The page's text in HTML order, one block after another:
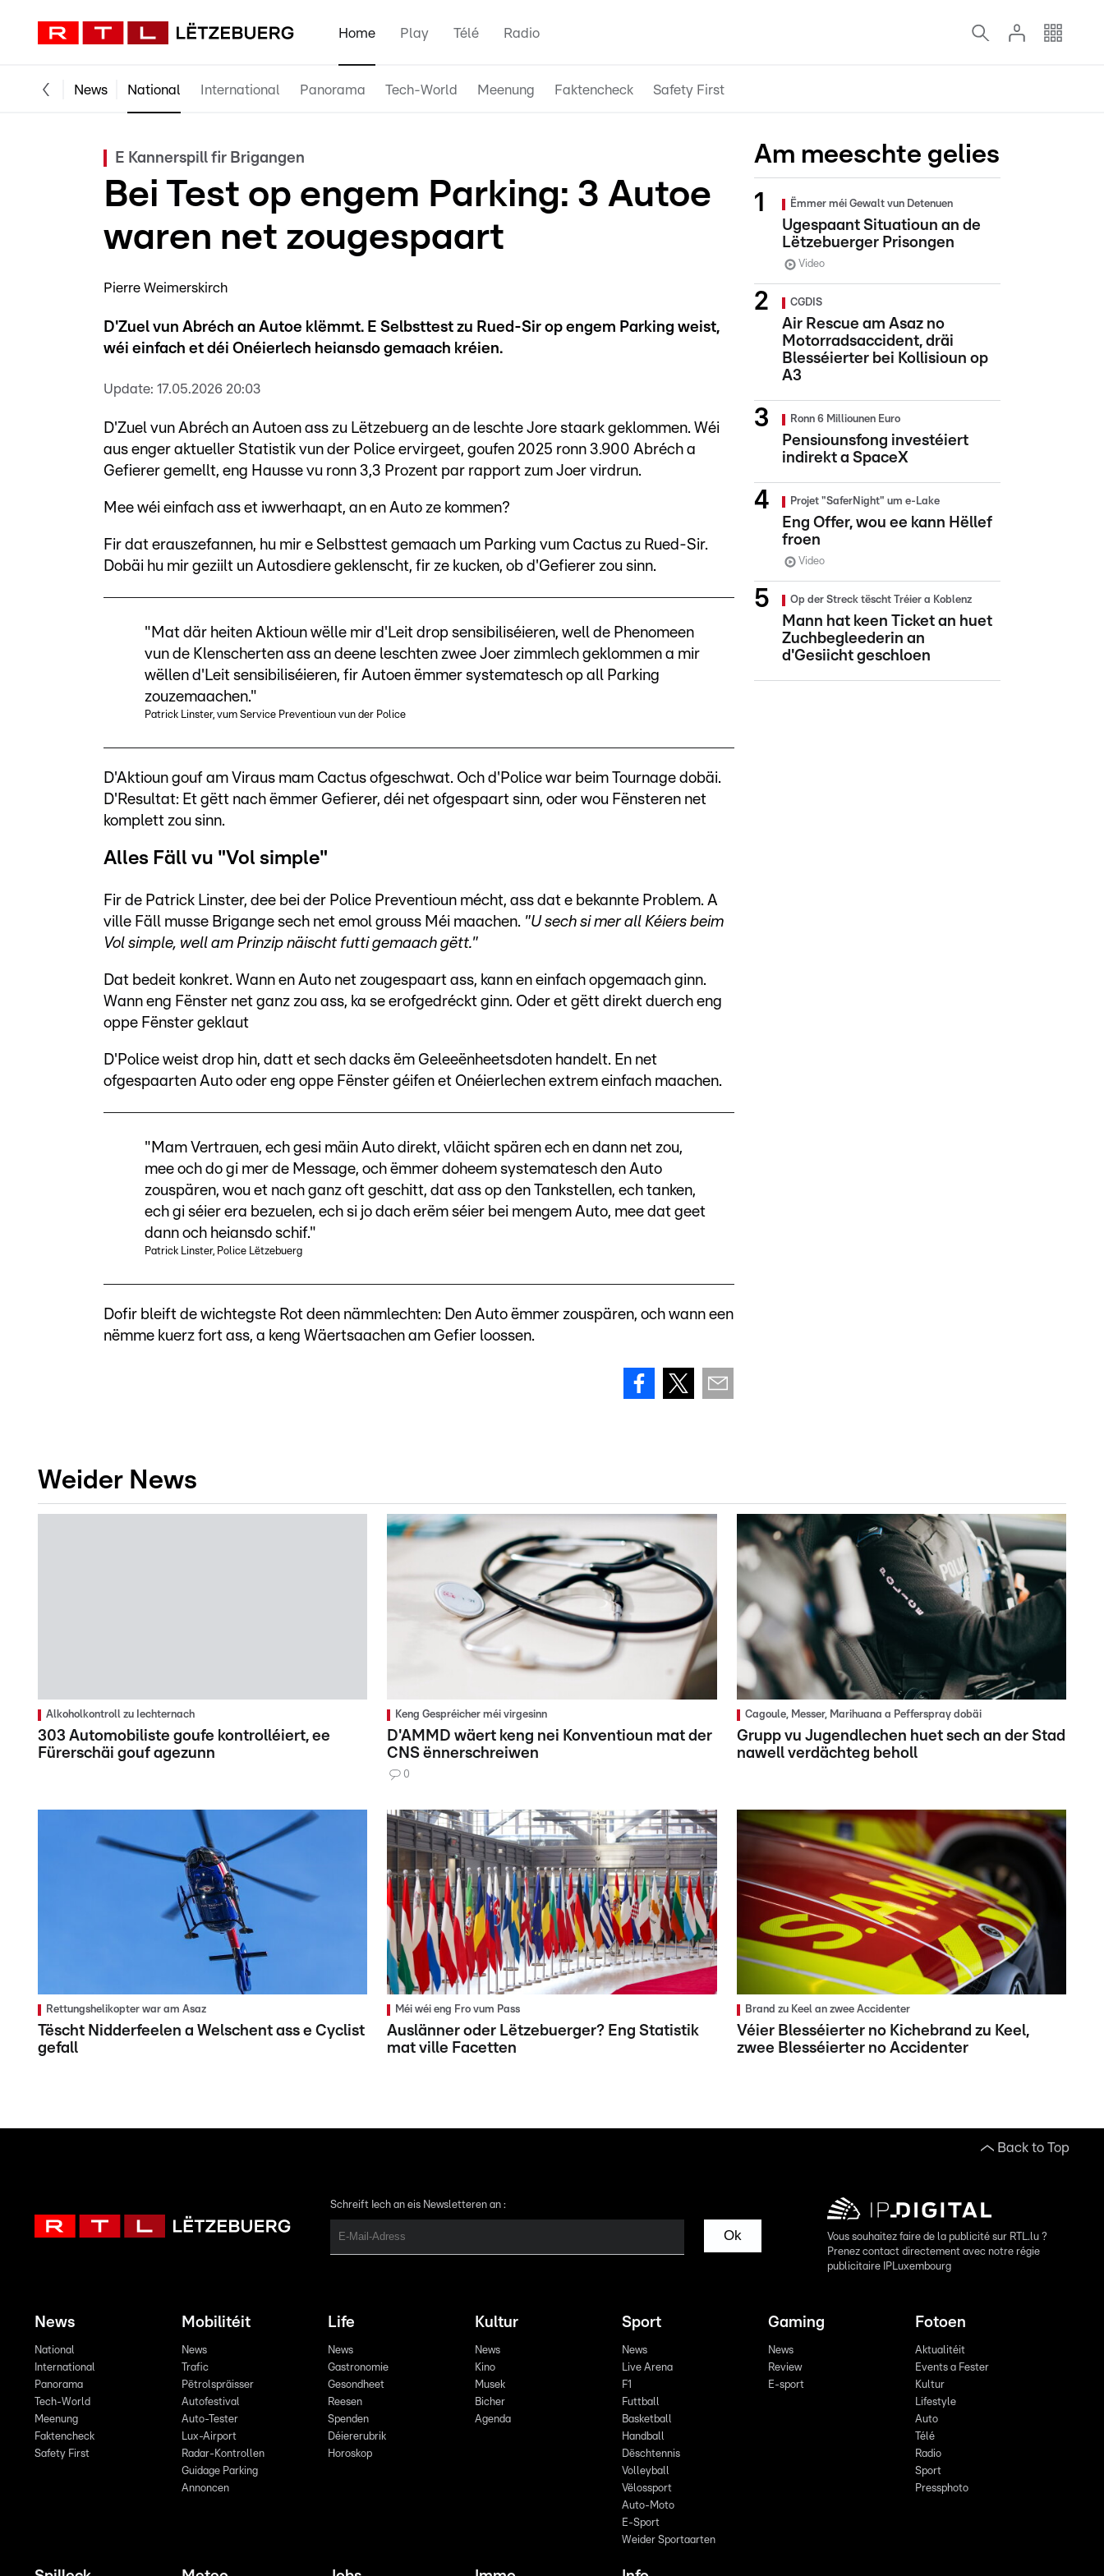
Home Play Télé Radio
News National International Panorama Tech-World Meenung Faktencheck Safety First
E Kannerspill fir Brigangen
Bei Test op engem Parking: 3 Autoe
waren net zougespaart
Pierre Weimerskirch
D'Zuel vun Abréch an Autoe klëmmt. E Selbsttest zu Rued-Sir op engem Parking weist,
wéi einfach et déi Onéierlech heiansdo gemaach kréien.
Update: 17.05.2026 20:03
D'Zuel vun Abréch an Autoen ass zu Lëtzebuerg an de leschte Jore staark geklommen. Wéi
aus enger aktueller Statistik vun der Police ervirgeet, goufen 2025 ronn 3.900 Abréch a
Gefierer gemellt, eng Hausse vu ronn 3,3 Prozent par rapport zum Joer virdrun.
Mee wéi einfach ass et iwwerhaapt, an en Auto ze kommen?
Fir dat erauszefannen, hu mir e Selbsttest gemaach um Parking vum Cactus zu Rued-Sir.
Dobäi hu mir geziilt un Autosdiere geklenscht, fir ze kucken, ob d'Gefierer zou sinn.
"Mat där heiten Aktioun wëlle mir d'Leit drop sensibiliséieren, well de Phenomeen
vun de Klenscherten ass an deene leschten zwee Joer zimmlech geklommen a mir
wëllen d'Leit sensibiliséieren, fir Autoen ëmmer systematesch op all Parking
zouzemaachen."
Patrick Linster, vum Service Preventioun vun der Police
D'Aktioun gouf am Viraus mam Cactus ofgeschwat. Och d'Police war beim Tournage dobäi.
D'Resultat: Et gëtt nach ëmmer Gefierer, déi net ofgespaart sinn, oder wou Fënsteren net
komplett zou sinn.
Alles Fäll vu "Vol simple"
Fir de Patrick Linster, dee bei der Police Preventioun mécht, ass dat e bekannte Problem. A
ville Fäll musse Brigange sech net emol grouss Méi maachen. "U sech si mer all Kéiers beim
Vol simple, well am Prinzip näischt futti gemaach gëtt."
Dat bedeit konkret. Wann en Auto net zougespaart ass, kann en einfach opgemaach ginn.
Wann eng Fënster net ganz zou ass, ka se erofgedréckt ginn. Oder et gëtt direkt duerch eng
oppe Fënster geklaut
D'Police weist drop hin, datt et sech dacks ëm Geleeënheetsdoten handelt. En net
ofgespaarten Auto oder eng oppe Fënster géifen et Onéierlechen extrem einfach maachen.
"Mam Vertrauen, ech gesi mäin Auto direkt, vläicht spären ech en dann net zou,
mee och do gi mer de Message, och ëmmer doheem systematesch den Auto
zouspären, wou et nach ganz oft geschitt, dat ass op den Tankstellen, ech tanken,
ech gi séier era bezuelen, ech si jo dach erëm séier bei mengem Auto, mee dat geet
dann och heiansdo schif."
Patrick Linster, Police Lëtzebuerg
Dofir bleift de wichtegste Rot deen nämmlechten: Den Auto ëmmer zouspären, och wann een
nëmme kuerz fort ass, a keng Wäertsaachen am Gefier loossen.
Am meeschte gelies
Ëmmer méi Gewalt vun Detenuen
Ugespaant Situatioun an de
Lëtzebuerger Prisongen
Video
CGDIS
Air Rescue am Asaz no
Motorradsaccident, dräi
Blesséierter bei Kollisioun op
A3
Ronn 6 Milliounen Euro
Pensiounsfong investéiert
indirekt a SpaceX
Projet "SaferNight" um e-Lake
Eng Offer, wou ee kann Hëllef
froen
Video
Op der Streck tëscht Tréier a Koblenz
Mann hat keen Ticket an huet
Zuchbegleederin an
d'Gesiicht geschloen
Weider News
Alkoholkontroll zu Iechternach
303 Automobiliste goufe kontrolléiert, ee
Fürerschäi gouf agezunn
Keng Gespréicher méi virgesinn
D'AMMD wäert keng nei Konventioun mat der
CNS ënnerschreiwen
0
Cagoule, Messer, Marihuana a Pefferspray dobäi
Grupp vu Jugendlechen huet sech an der Stad
nawell verdächteg beholl
Rettungshelikopter war am Asaz
Tëscht Nidderfeelen a Welschent ass e Cyclist
gefall
Méi wéi eng Fro vum Pass
Auslänner oder Lëtzebuerger? Eng Statistik
mat ville Facetten
Brand zu Keel an zwee Accidenter
Véier Blesséierter no Kichebrand zu Keel,
zwee Blesséierter no Accidenter
Back to Top
Schreift Iech an eis Newsletteren an :
Ok
Vous souhaitez faire de la publicité sur RTL.lu ?
Prenez contact directement avec notre régie
publicitaire IPLuxembourg
News
National
International
Panorama
Tech-World
Meenung
Faktencheck
Safety First
Mobilitéit
News
Trafic
Pëtrolspräisser
Autofestival
Auto-Tester
Lux-Airport
Radar-Kontrollen
Guidage Parking
Annoncen
Life
News
Gastronomie
Gesondheet
Reesen
Spenden
Déiererubrik
Horoskop
Kultur
News
Kino
Musek
Bicher
Agenda
Sport
News
Live Arena
F1
Futtball
Basketball
Handball
Dëschtennis
Volleyball
Vëlossport
Auto-Moto
E-Sport
Weider Sportaarten
Gaming
News
Review
E-sport
Fotoen
Aktualitéit
Events a Fester
Kultur
Lifestyle
Auto
Télé
Radio
Sport
Pressphoto